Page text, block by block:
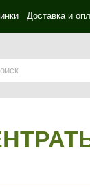
Доставка и